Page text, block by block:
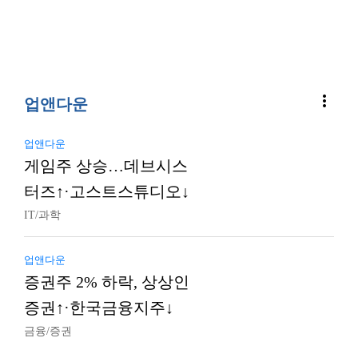
업앤다운 more_vert
업앤다운
게임주 상승…데브시스
터즈↑·고스트스튜디오↓
IT/과학
업앤다운
증권주 2% 하락, 상상인
증권↑·한국금융지주↓
금융/증권